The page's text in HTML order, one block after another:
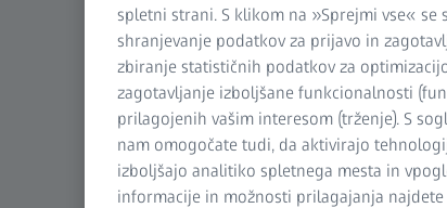
spletni strani. S klikom na »Sprejmi vse«
shranjevanje podatkov za prijavo in
zbiranje statističnih podatkov za
zagotavljanje izboljšane funkcionalnosti
prilagojenih vašim interesom (trženje). S
nam omogočate tudi, da aktivirajo
izboljšajo analitiko spletnega mesta in
informacije in možnosti prilagajanja